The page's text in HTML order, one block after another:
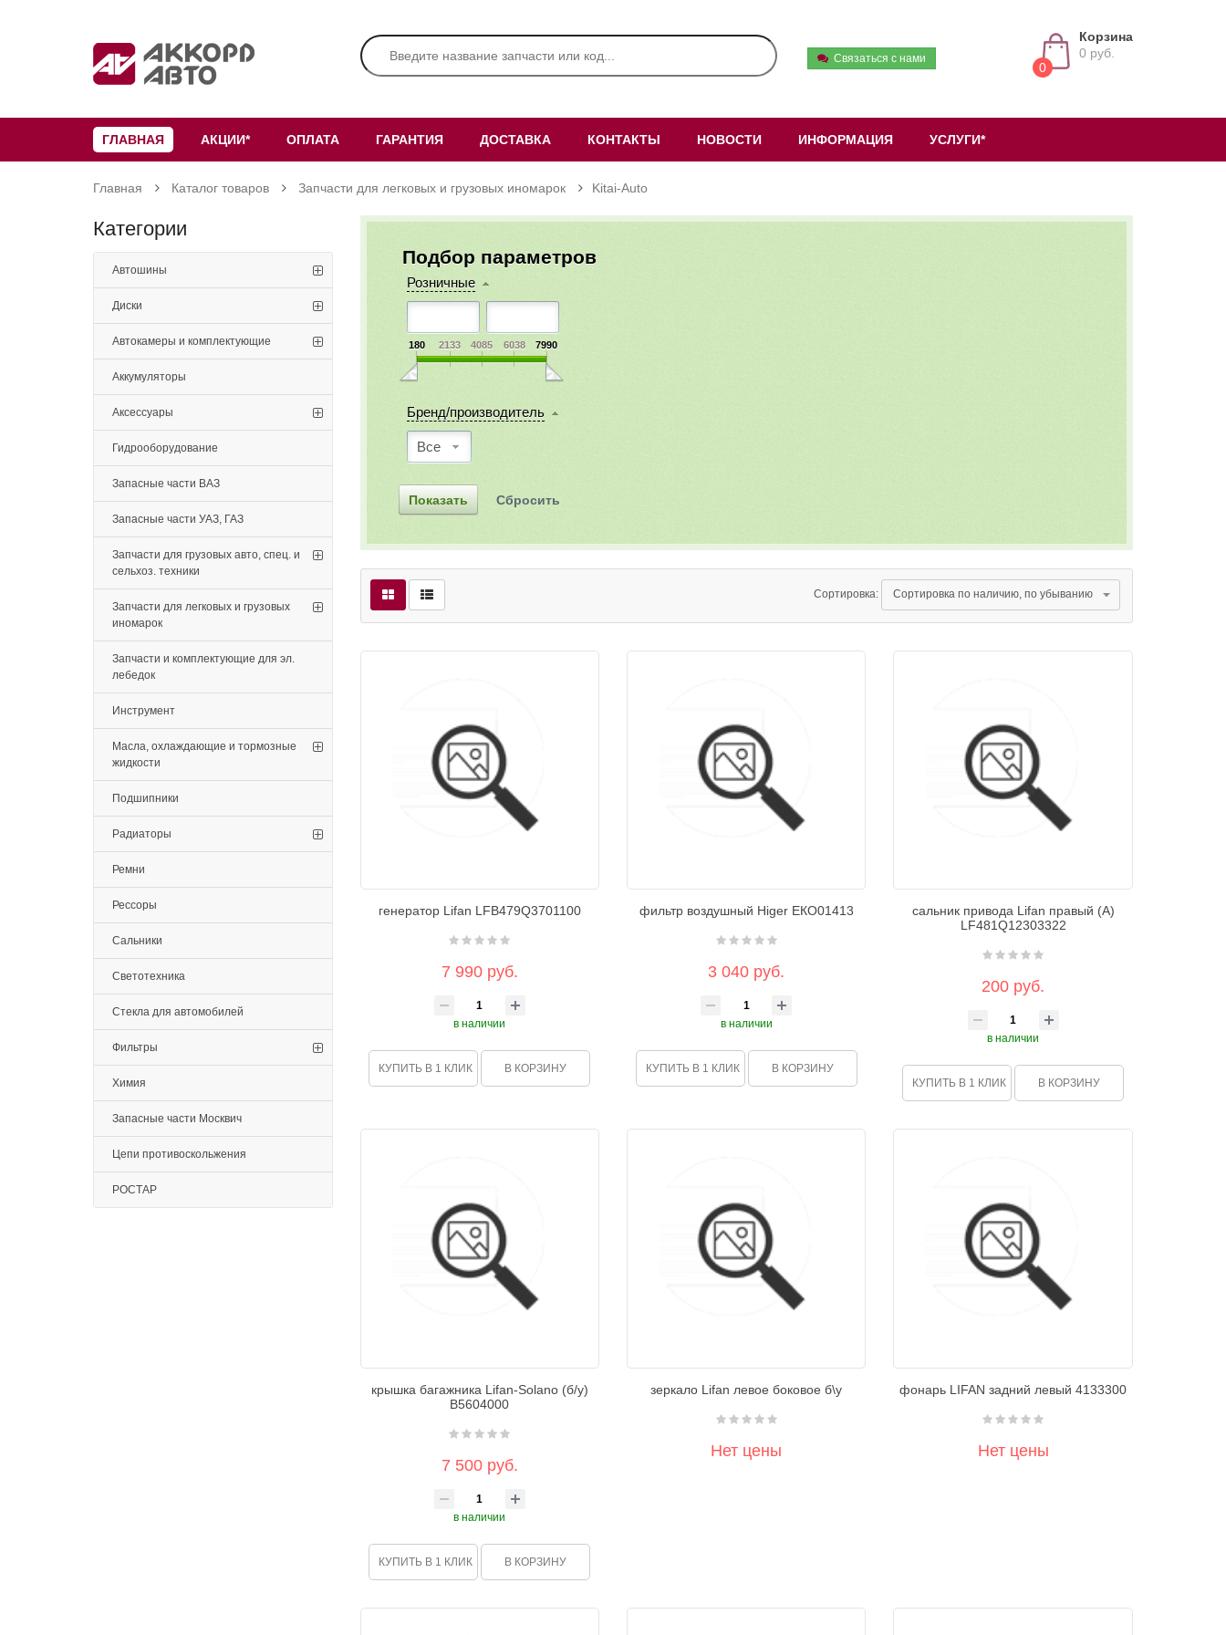
Связаться с нами
0
Корзина
0 руб.
ГЛАВНАЯ АКЦИИ* ОПЛАТА ГАРАНТИЯ ДОСТАВКА КОНТАКТЫ НОВОСТИ ИНФОРМАЦИЯ УСЛУГИ*
Главная Каталог товаров Запчасти для легковых и грузовых иномарок Kitai-Auto
Категории
Автошины
Диски
Автокамеры и комплектующие
Аккумуляторы
Аксессуары
Гидрооборудование
Запасные части ВАЗ
Запасные части УАЗ, ГАЗ
Запчасти для грузовых авто, спец. и
сельхоз. техники
Запчасти для легковых и грузовых
иномарок
Запчасти и комплектующие для эл.
лебедок
Инструмент
Масла, охлаждающие и тормозные
жидкости
Подшипники
Радиаторы
Ремни
Рессоры
Сальники
Светотехника
Стекла для автомобилей
Фильтры
Химия
Запасные части Москвич
Цепи противоскольжения
РОСТАР
Подбор параметров
Розничные
180 2133 4085 6038 7990
Бренд/производитель
Все
Сортировка:
генератор Lifan LFB479Q3701100
7 990 руб.
в наличии
КУПИТЬ В 1 КЛИК В КОРЗИНУ
фильтр воздушный Higer ЕКО01413
3 040 руб.
в наличии
КУПИТЬ В 1 КЛИК В КОРЗИНУ
сальник привода Lifan правый (А)
LF481Q12303322
200 руб.
в наличии
КУПИТЬ В 1 КЛИК В КОРЗИНУ
крышка багажника Lifan-Solano (б/у)
B5604000
7 500 руб.
в наличии
КУПИТЬ В 1 КЛИК В КОРЗИНУ
зеркало Lifan левое боковое б\у
Нет цены
фонарь LIFAN задний левый 4133300
Нет цены